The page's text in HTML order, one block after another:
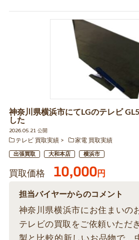
神奈川県横浜市にてLGのテレビ
した
2026.05.21 公開
テレビ 買取実績
家電 買取実績
出張買取 大和本店 横浜市
買取価格 10,000円
担当バイヤーからのコメント
神奈川県横浜市にお住まいの
テレビの買取をご依頼いただ